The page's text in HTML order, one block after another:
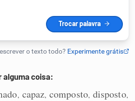
alguma coisa:
, capaz, composto, disposto,